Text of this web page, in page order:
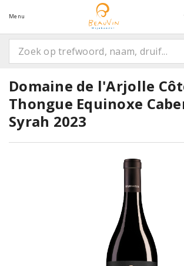
Menu
Domaine de l'Arjolle
Thongue Equinoxe
Syrah 2023